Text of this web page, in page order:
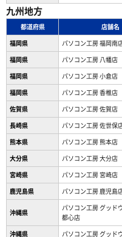
九州地方
都道府県 店舗名
福岡県
パソコン工房 福岡南
福岡県
パソコン工房 八幡店
福岡県
パソコン工房 小倉店
福岡県
パソコン工房 香椎店
佐賀県
パソコン工房 佐賀店
長崎県
パソコン工房 佐世保
熊本県
パソコン工房 熊本店
大分県
パソコン工房 大分店
宮崎県
パソコン工房 宮崎店
鹿児島県
パソコン工房 鹿児島
沖縄県
パソコン工房 グッド
都心店
沖縄県 パソコン工房 グッド